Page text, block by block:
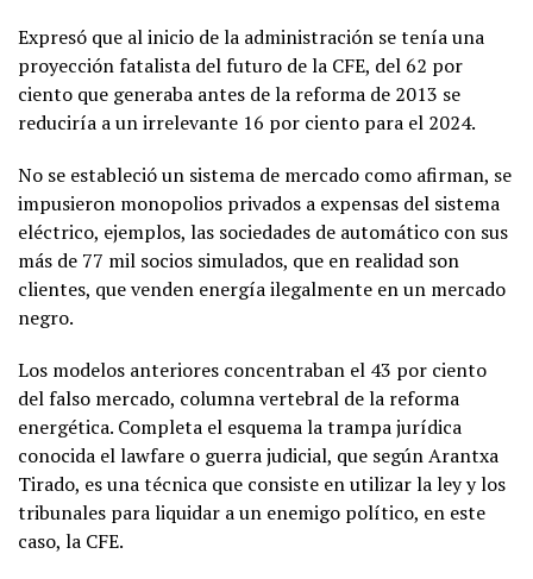
Expresó que al inicio de la administración se tenía una
proyección fatalista del futuro de la CFE, del 62 por
ciento que generaba antes de la reforma de 2013 se
reduciría a un irrelevante 16 por ciento para el 2024.
No se estableció un sistema de mercado como afirman, se
impusieron monopolios privados a expensas del sistema
eléctrico, ejemplos, las sociedades de automático con sus
más de 77 mil socios simulados, que en realidad son
clientes, que venden energía ilegalmente en un mercado
negro.
Los modelos anteriores concentraban el 43 por ciento
del falso mercado, columna vertebral de la reforma
energética. Completa el esquema la trampa jurídica
conocida el lawfare o guerra judicial, que según Arantxa
Tirado, es una técnica que consiste en utilizar la ley y los
tribunales para liquidar a un enemigo político, en este
caso, la CFE.